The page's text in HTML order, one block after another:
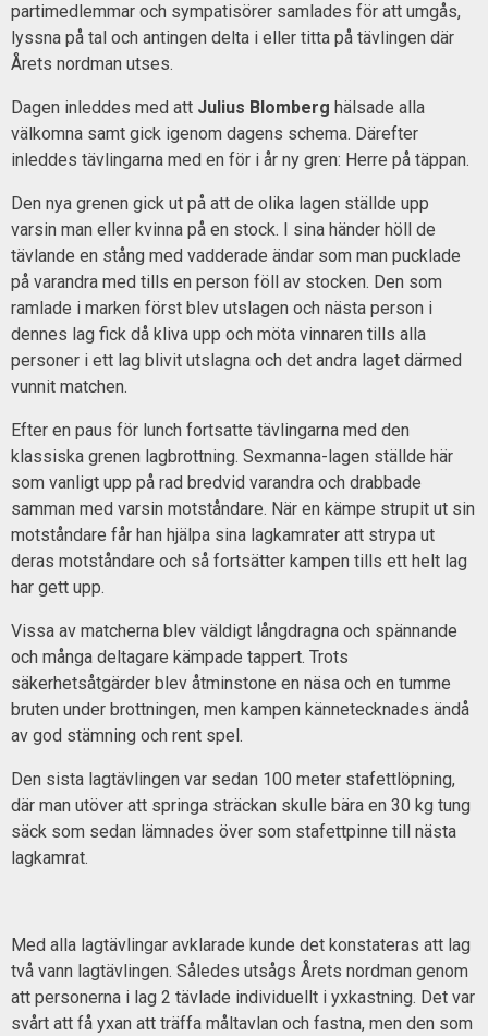
partimedlemmar och sympatisörer samlades för att umgås,
lyssna på tal och antingen delta i eller titta på tävlingen där
Årets nordman utses.
Dagen inleddes med att Julius Blomberg hälsade alla
välkomna samt gick igenom dagens schema. Därefter
inleddes tävlingarna med en för i år ny gren: Herre på täppan.
Den nya grenen gick ut på att de olika lagen ställde upp
varsin man eller kvinna på en stock. I sina händer höll de
tävlande en stång med vadderade ändar som man pucklade
på varandra med tills en person föll av stocken. Den som
ramlade i marken först blev utslagen och nästa person i
dennes lag fick då kliva upp och möta vinnaren tills alla
personer i ett lag blivit utslagna och det andra laget därmed
vunnit matchen.
Efter en paus för lunch fortsatte tävlingarna med den
klassiska grenen lagbrottning. Sexmanna-lagen ställde här
som vanligt upp på rad bredvid varandra och drabbade
samman med varsin motståndare. När en kämpe strupit ut sin
motståndare får han hjälpa sina lagkamrater att strypa ut
deras motståndare och så fortsätter kampen tills ett helt lag
har gett upp.
Vissa av matcherna blev väldigt långdragna och spännande
och många deltagare kämpade tappert. Trots
säkerhetsåtgärder blev åtminstone en näsa och en tumme
bruten under brottningen, men kampen kännetecknades ändå
av god stämning och rent spel.
Den sista lagtävlingen var sedan 100 meter stafettlöpning,
där man utöver att springa sträckan skulle bära en 30 kg tung
säck som sedan lämnades över som stafettpinne till nästa
lagkamrat.
Med alla lagtävlingar avklarade kunde det konstateras att lag
två vann lagtävlingen. Således utsågs Årets nordman genom
att personerna i lag 2 tävlade individuellt i yxkastning. Det var
svårt att få yxan att träffa måltavlan och fastna, men den som